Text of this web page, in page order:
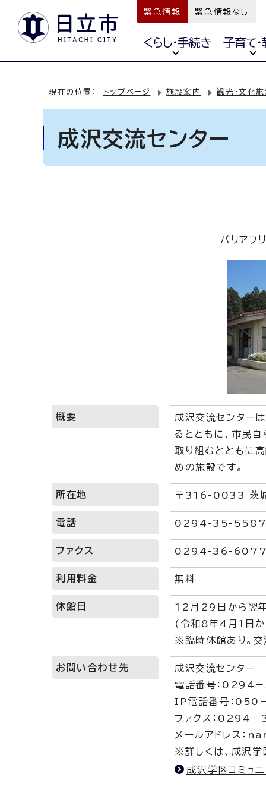
緊急情報 緊急情報なし
くらし・手続き 子育て
現在の位置： トップページ 施設案内 観光・文化
成沢交流センター
バリアフ
概要
成沢交流センター
るとともに、市民
取り組むとともに
めの施設です。
所在地 〒316-0033 茨城
電話 0294-35-5587
ファクス 0294-36-
利用料金 無料
休館日
12月29日から翌
(令和8年4月1日か
※臨時休館あり。交
お問い合わせ先
成沢交流センター
電話番号：0294
IP電話番号：
ファクス：0294
メールアドレス
※詳しくは、成沢学
成沢学区コミュ